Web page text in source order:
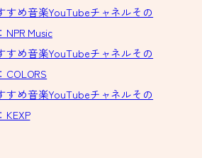
すめ音楽YouTubeチャネルその
Music
すめ音楽YouTubeチャネルその
すめ音楽YouTubeチャネルその